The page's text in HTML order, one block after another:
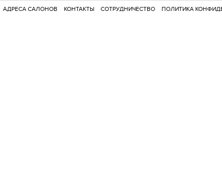
АДРЕСА САЛОНОВ КОНТАКТЫ СОТРУДНИЧЕСТВО ПОЛИТИКА